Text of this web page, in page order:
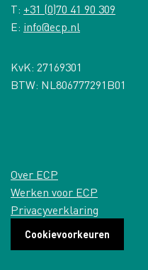
T: +31 (0)70 41 90 309
E: info@ecp.nl
KvK: 27169301
BTW: NL806777291B01
Over ECP
Werken voor ECP
Privacyverklaring
Cookievoorkeuren